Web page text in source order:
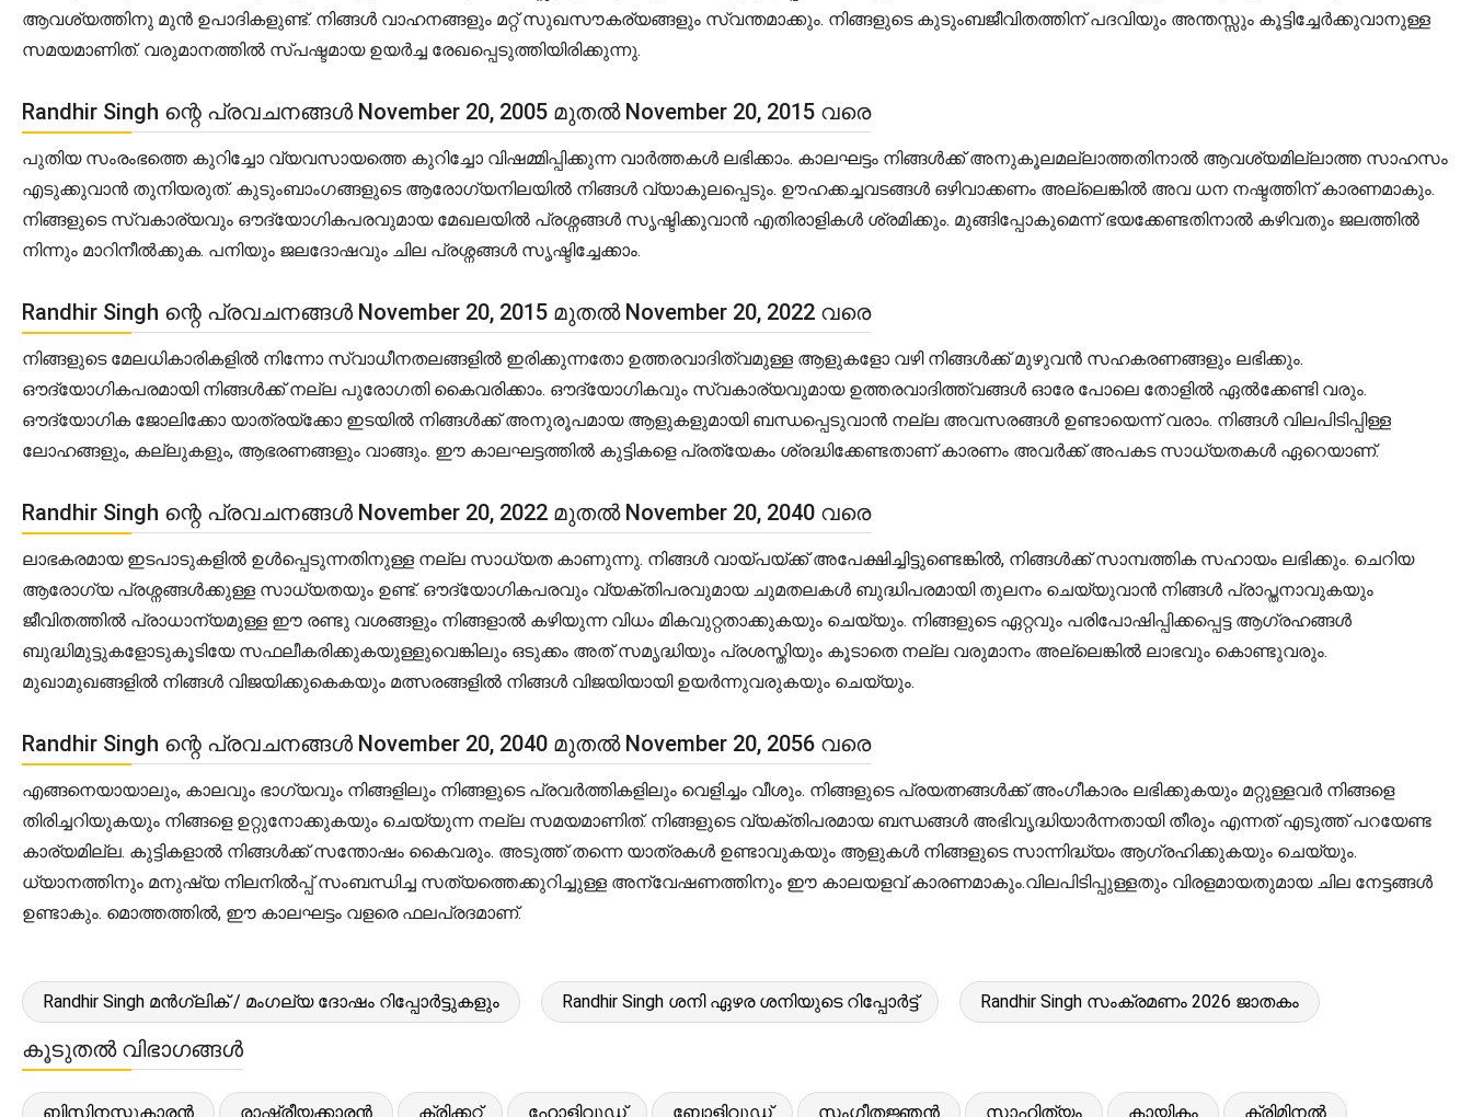
ആവശ്യത്തിനു മുൻ ഉപാദികളുണ്ട്. നിങ്ങൾ വാഹനങ്ങളും മറ്റ് സുഖസൗകര്യങ്ങളും സ്വന്തമാക്കും. നിങ്ങളുടെ കുടുംബജീവിതത്തിന് പദവിയും അന്തസ്സും കൂട്ടിച്ചേർക്കുവാനുള്ള
സമയമാണിത്. വരുമാനത്തിൽ സ്പഷ്ടമായ ഉയർച്ച രേഖപ്പെടുത്തിയിരിക്കുന്നു.
Randhir Singh ന്റെ പ്രവചനങ്ങൾ November 20, 2005 മുതൽ November 20, 2015 വരെ
പുതിയ സംരംഭത്തെ കുറിച്ചോ വ്യവസായത്തെ കുറിച്ചോ വിഷമ്മിപ്പിക്കുന്ന വാർത്തകൾ ലഭിക്കാം. കാലഘട്ടം നിങ്ങൾക്ക് അനുകൂലമല്ലാത്തതിനാൽ ആവശ്യമില്ലാത്ത സാഹസം
എടുക്കുവാൻ തുനിയരുത്. കുടുംബാംഗങ്ങളുടെ ആരോഗ്യനിലയിൽ നിങ്ങൾ വ്യാകുലപ്പെടും. ഊഹക്കച്ചവടങ്ങൾ ഒഴിവാക്കണം അല്ലെങ്കിൽ അവ ധന നഷ്ടത്തിന് കാരണമാകും.
നിങ്ങളുടെ സ്വകാര്യവും ഔദ്യോഗികപരവുമായ മേഖലയിൽ പ്രശ്നങ്ങൾ സൃഷ്ടിക്കുവാൻ എതിരാളികൾ ശ്രമിക്കും. മുങ്ങിപ്പോകുമെന്ന് ഭയക്കേണ്ടതിനാൽ കഴിവതും ജലത്തിൽ
നിന്നും മാറിനീൽക്കുക. പനിയും ജലദോഷവും ചില പ്രശ്നങ്ങൾ സൃഷ്ടിച്ചേക്കാം.
Randhir Singh ന്റെ പ്രവചനങ്ങൾ November 20, 2015 മുതൽ November 20, 2022 വരെ
നിങ്ങളുടെ മേലധികാരികളിൽ നിന്നോ സ്വാധീനതലങ്ങളിൽ ഇരിക്കുന്നതോ ഉത്തരവാദിത്വമുള്ള ആളുകളോ വഴി നിങ്ങൾക്ക് മുഴുവൻ സഹകരണങ്ങളും ലഭിക്കും.
ഔദ്യോഗികപരമായി നിങ്ങൾക്ക് നല്ല പുരോഗതി കൈവരിക്കാം. ഔദ്യോഗികവും സ്വകാര്യവുമായ ഉത്തരവാദിത്ത്വങ്ങൾ ഓരേ പോലെ തോളിൽ ഏൽക്കേണ്ടി വരും.
ഔദ്യോഗിക ജോലിക്കോ യാത്രയ്ക്കോ ഇടയിൽ നിങ്ങൾക്ക് അനുരൂപമായ ആളുകളുമായി ബന്ധപ്പെടുവാൻ നല്ല അവസരങ്ങൾ ഉണ്ടായെന്ന് വരാം. നിങ്ങൾ വിലപിടിപ്പിള്ള
ലോഹങ്ങളും, കല്ലുകളും, ആഭരണങ്ങളും വാങ്ങും. ഈ കാലഘട്ടത്തിൽ കുട്ടികളെ പ്രത്യേകം ശ്രദ്ധിക്കേണ്ടതാണ് കാരണം അവർക്ക് അപകട സാധ്യതകൾ ഏറെയാണ്.
Randhir Singh ന്റെ പ്രവചനങ്ങൾ November 20, 2022 മുതൽ November 20, 2040 വരെ
ലാഭകരമായ ഇടപാടുകളിൽ ഉൾപ്പെടുന്നതിനുള്ള നല്ല സാധ്യത കാണുന്നു. നിങ്ങൾ വായ്പയ്ക്ക് അപേക്ഷിച്ചിട്ടുണ്ടെങ്കിൽ, നിങ്ങൾക്ക് സാമ്പത്തിക സഹായം ലഭിക്കും. ചെറിയ
ആരോഗ്യ പ്രശ്നങ്ങൾക്കുള്ള സാധ്യതയും ഉണ്ട്. ഔദ്യോഗികപരവും വ്യക്തിപരവുമായ ചുമതലകൾ ബുദ്ധിപരമായി തുലനം ചെയ്യുവാൻ നിങ്ങൾ പ്രാപ്തനാവുകയും
ജീവിതത്തിൽ പ്രാധാന്യമുള്ള ഈ രണ്ടു വശങ്ങളും നിങ്ങളാൽ കഴിയുന്ന വിധം മികവുറ്റതാക്കുകയും ചെയ്യും. നിങ്ങളുടെ ഏറ്റവും പരിപോഷിപ്പിക്കപ്പെട്ട ആഗ്രഹങ്ങൾ
ബുദ്ധിമുട്ടുകളോടുകൂടിയേ സഫലീകരിക്കുകയുള്ളുവെങ്കിലും ഒടുക്കം അത് സമൃദ്ധിയും പ്രശസ്തിയും കൂടാതെ നല്ല വരുമാനം അല്ലെങ്കിൽ ലാഭവും കൊണ്ടുവരും.
മുഖാമുഖങ്ങളിൽ നിങ്ങൾ വിജയിക്കുകെകയും മത്സരങ്ങളിൽ നിങ്ങൾ വിജയിയായി ഉയർന്നുവരുകയും ചെയ്യും.
Randhir Singh ന്റെ പ്രവചനങ്ങൾ November 20, 2040 മുതൽ November 20, 2056 വരെ
എങ്ങനെയായാലും, കാലവും ഭാഗ്യവും നിങ്ങളിലും നിങ്ങളുടെ പ്രവർത്തികളിലും വെളിച്ചം വീശും. നിങ്ങളുടെ പ്രയത്നങ്ങൾക്ക് അംഗീകാരം ലഭിക്കുകയും മറ്റുള്ളവർ നിങ്ങളെ
തിരിച്ചറിയുകയും നിങ്ങളെ ഉറ്റുനോക്കുകയും ചെയ്യുന്ന നല്ല സമയമാണിത്. നിങ്ങളുടെ വ്യക്തിപരമായ ബന്ധങ്ങൾ അഭിവൃദ്ധിയാർന്നതായി തീരും എന്നത് എടുത്ത് പറയേണ്ട
കാര്യമില്ല. കുട്ടികളാൽ നിങ്ങൾക്ക് സന്തോഷം കൈവരും. അടുത്ത് തന്നെ യാത്രകൾ ഉണ്ടാവുകയും ആളുകൾ നിങ്ങളുടെ സാന്നിദ്ധ്യം ആഗ്രഹിക്കുകയും ചെയ്യും.
ധ്യാനത്തിനും മനുഷ്യ നിലനിൽപ്പ് സംബന്ധിച്ച സത്യത്തെക്കുറിച്ചുള്ള അന്വേഷണത്തിനും ഈ കാലയളവ് കാരണമാകും.വിലപിടിപ്പുള്ളതും വിരളമായതുമായ ചില നേട്ടങ്ങൾ
ഉണ്ടാകും. മൊത്തത്തിൽ, ഈ കാലഘട്ടം വളരെ ഫലപ്രദമാണ്.
Randhir Singh മൻഗ്ലിക് / മംഗല്യ ദോഷം റിപ്പോർട്ടുകളും Randhir Singh ശനി ഏഴര ശനിയുടെ റിപ്പോർട്ട് Randhir Singh സംക്രമണം 2026 ജാതകം
കൂടുതൽ വിഭാഗങ്ങൾ
ബിസിനസ്സുകാരൻ രാഷ്ട്രീയക്കാരൻ ക്രിക്കറ്റ് ഹോളിവുഡ് ബോളിവുഡ് സംഗീതജ്ഞൻ സാഹിത്യം കായികം ക്രിമിനൽ